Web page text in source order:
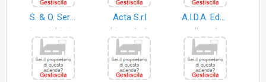
S. & O. Servizi & Operativita' Soc.Coop
Acta S.r.l
A.I.D.A. Education & Human Resources S.r.l
call center